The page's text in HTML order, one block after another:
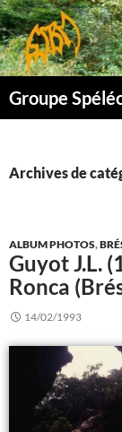
Aller
au
contenu
Groupe
Archives de
ALBUM PHOTOS,
Guyot J.L.
Ronca
14/02/1993